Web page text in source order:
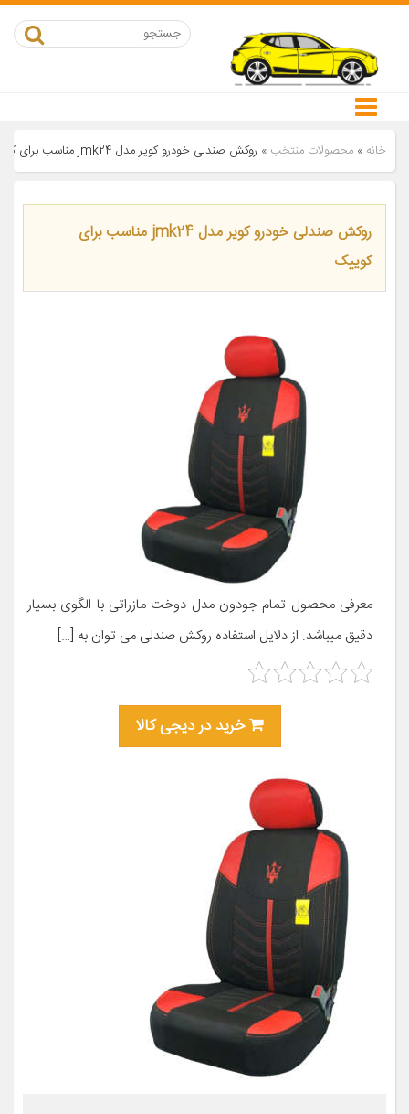
خانه » محصولات منتخب » روکش صندلی خودرو کویر مدل jmk24 مناسب برای کوییک
روکش صندلی خودرو کویر مدل jmk24 مناسب برای
کوییک
معرفی محصول تمام جودون مدل دوخت مازراتی با الگوی بسیار
دقیق میباشد. از دلایل استفاده روکش صندلی می توان به […]
خرید در دیجی کالا